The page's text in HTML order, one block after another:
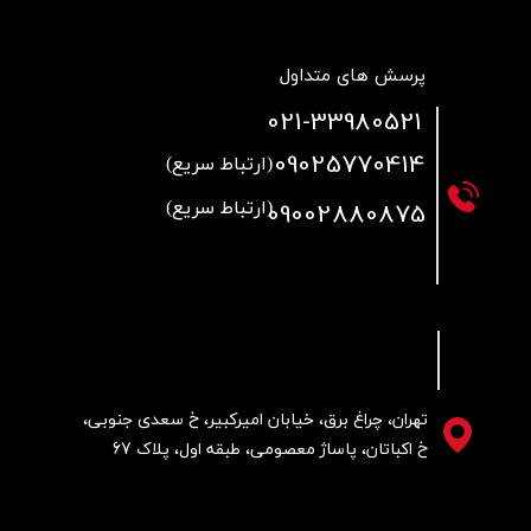
تهران، چراغ برق، خیابان امیرکبیر، خ سعدی جنوبی،
خ اکباتان، پاساژ معصومی، طبقه اول، پلاک 67
پرسش های متداول
021-33980521
09025770414(ارتباط سریع)
09002880875(ارتباط سریع)